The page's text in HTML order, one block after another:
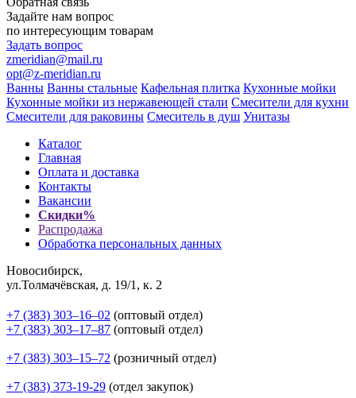
Задайте нам вопрос
по интересующим товарам
Задать вопрос
zmeridian@mail.ru
opt@z-meridian.ru
Ванны Ванны стальные Кафельная плитка Кухонные мойки
Кухонные мойки из нержавеющей стали Смесители для кухни
Смесители для раковины Смеситель в душ Унитазы
Каталог
Главная
Оплата и доставка
Контакты
Вакансии
Скидки%
Распродажа
Обработка персональных данных
Новосибирск,
ул.Толмачёвская, д. 19/1, к. 2
+7 (383) 303‒16‒02 (оптовый отдел)
+7 (383) 303‒17‒87 (оптовый отдел)
+7 (383) 303‒15‒72 (розничный отдел)
+7 (383) 373-19-29 (отдел закупок)